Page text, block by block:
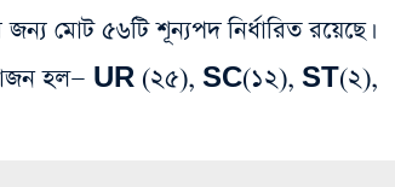
মোট ৫৬টি শূন্যপদ নির্ধারিত রয়েছে।
হল— UR (২৫), SC(১২), ST(২),